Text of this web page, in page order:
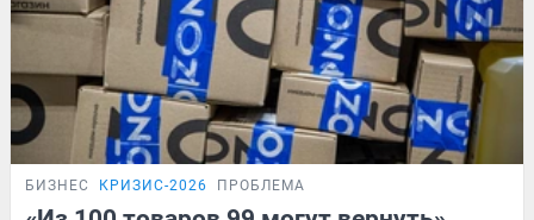
БИЗНЕС КРИЗИС-2026 ПРОБЛЕМА